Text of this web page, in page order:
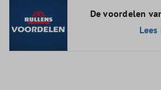
De voordelen
Lees